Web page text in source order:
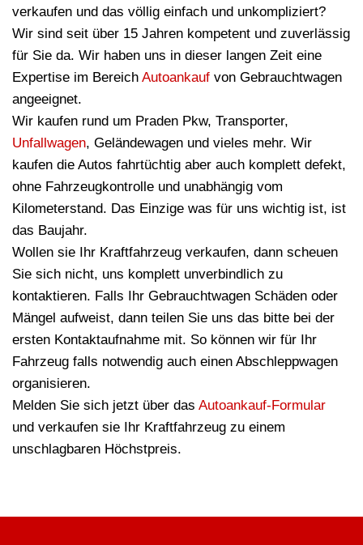
verkaufen und das völlig einfach und unkompliziert?
Wir sind seit über 15 Jahren kompetent und zuverlässig
für Sie da. Wir haben uns in dieser langen Zeit eine
Expertise im Bereich Autoankauf von Gebrauchtwagen
angeeignet.
Wir kaufen rund um Praden Pkw, Transporter,
Unfallwagen, Geländewagen und vieles mehr. Wir
kaufen die Autos fahrtüchtig aber auch komplett defekt,
ohne Fahrzeugkontrolle und unabhängig vom
Kilometerstand. Das Einzige was für uns wichtig ist, ist
das Baujahr.
Wollen sie Ihr Kraftfahrzeug verkaufen, dann scheuen
Sie sich nicht, uns komplett unverbindlich zu
kontaktieren. Falls Ihr Gebrauchtwagen Schäden oder
Mängel aufweist, dann teilen Sie uns das bitte bei der
ersten Kontaktaufnahme mit. So können wir für Ihr
Fahrzeug falls notwendig auch einen Abschleppwagen
organisieren.
Melden Sie sich jetzt über das Autoankauf-Formular
und verkaufen sie Ihr Kraftfahrzeug zu einem
unschlagbaren Höchstpreis.